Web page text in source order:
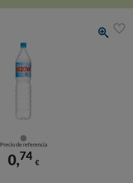
Precio de referencia
0,74
€